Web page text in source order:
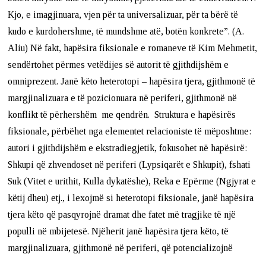
Kjo, e imagjinuara, vjen për ta universalizuar, për ta bërë të
kudo e kurdohershme, të mundshme atë, botën konkrete”. (A.
Aliu) Në fakt, hapësira fiksionale e romaneve të Kim Mehmetit,
sendërtohet përmes vetëdijes së autorit të gjithdijshëm e
omniprezent. Janë këto heterotopi – hapësira tjera, gjithmonë të
margjinalizuara e të pozicionuara në periferi, gjithmonë në
konflikt të përhershëm me qendrën. Struktura e hapësirës
fiksionale, përbëhet nga elementet relacioniste të mëposhtme:
autori i gjithdijshëm e ekstradiegjetik, fokusohet në hapësirë:
Shkupi që zhvendoset në periferi (Lypsiqarët e Shkupit), fshati
Suk (Vitet e urithit, Kulla dykatëshe), Reka e Epërme (Ngjyrat e
këtij dheu) etj., i lexojmë si heterotopi fiksionale, janë hapësira
tjera këto që pasqyrojnë dramat dhe fatet më tragjike të një
populli në mbijetesë. Njëherit janë hapësira tjera këto, të
margjinalizuara, gjithmonë në periferi, që potencializojnë